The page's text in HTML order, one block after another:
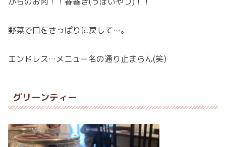
野菜で口をさっぱりに戻して…。
エンドレス…メニュー名の通り止まらん(笑)
グリーンティー